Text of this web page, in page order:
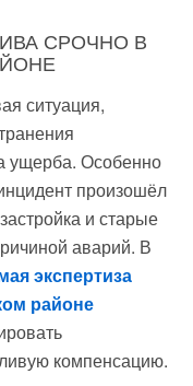
СРОЧНО В
ситуация,
ущерба. Особенно
произошёл
и старые
аварий. В
экспертиза
районе
компенсацию.